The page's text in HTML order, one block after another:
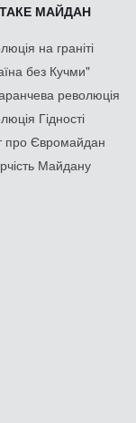
МАЙДАН
на граніті
без Кучми"
революція
Гідності
про Євромайдан
Майдану